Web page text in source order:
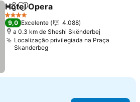
PartilharAdicionar aos favoritos
Hotel Opera
4 Estrelas
9,0 Excelente
4.088
a 0.3 km de Sheshi Skënderbej
Localização privilegiada na Praça
Skanderbeg